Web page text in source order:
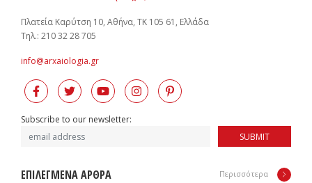
Πλατεία Καρύτση 10, Αθήνα, ΤΚ 105 61, Ελλάδα
Tηλ.: 210 32 28 705
info@arxaiologia.gr
Subscribe to our newsletter:
SUBMIT
ΕΠΙΛΕΓΜΕΝΑ ΑΡΘΡΑ Περισσότερα